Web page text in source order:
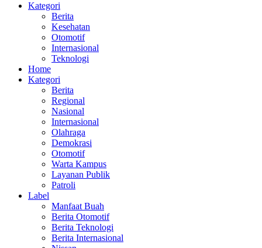
Kategori
Berita
Kesehatan
Otomotif
Internasional
Teknologi
Home
Kategori
Berita
Regional
Nasional
Internasional
Olahraga
Demokrasi
Otomotif
Warta Kampus
Layanan Publik
Patroli
Label
Manfaat Buah
Berita Otomotif
Berita Teknologi
Berita Internasional